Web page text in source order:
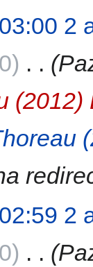
03:00 2
0
02:59 2
0